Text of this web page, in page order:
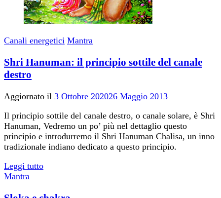
Canali energetici Mantra
Shri Hanuman: il principio sottile del canale
destro
Aggiornato il 3 Ottobre 202026 Maggio 2013
Il principio sottile del canale destro, o canale solare, è Shri
Hanuman, Vedremo un po’ più nel dettaglio questo
principio e introdurremo il Shri Hanuman Chalisa, un inno
tradizionale indiano dedicato a questo principio.
Leggi tutto
Mantra